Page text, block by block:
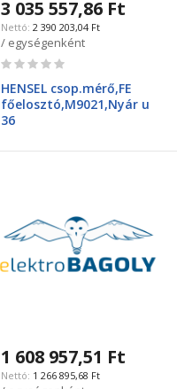
3 035 557,86 Ft
2 390 203,04 Ft
/ egységenként
Rating:
HENSEL csop.mérő,FE
főelosztó,M9021,Nyár u
36
1 608 957,51 Ft
1 266 895,68 Ft